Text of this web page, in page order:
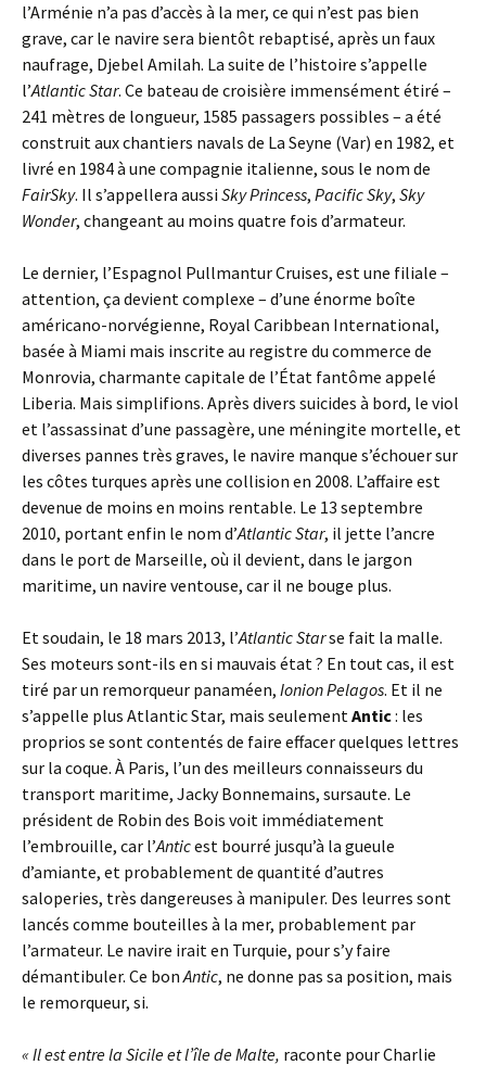
l’Arménie n’a pas d’accès à la mer, ce qui n’est pas bien
grave, car le navire sera bientôt rebaptisé, après un faux
naufrage, Djebel Amilah. La suite de l’histoire s’appelle
l’Atlantic Star. Ce bateau de croisière immensément étiré –
241 mètres de longueur, 1585 passagers possibles – a été
construit aux chantiers navals de La Seyne (Var) en 1982, et
livré en 1984 à une compagnie italienne, sous le nom de
FairSky. Il s’appellera aussi Sky Princess, Pacific Sky, Sky
Wonder, changeant au moins quatre fois d’armateur.
Le dernier, l’Espagnol Pullmantur Cruises, est une filiale –
attention, ça devient complexe – d’une énorme boîte
américano-norvégienne, Royal Caribbean International,
basée à Miami mais inscrite au registre du commerce de
Monrovia, charmante capitale de l’État fantôme appelé
Liberia. Mais simplifions. Après divers suicides à bord, le viol
et l’assassinat d’une passagère, une méningite mortelle, et
diverses pannes très graves, le navire manque s’échouer sur
les côtes turques après une collision en 2008. L’affaire est
devenue de moins en moins rentable. Le 13 septembre
2010, portant enfin le nom d’Atlantic Star, il jette l’ancre
dans le port de Marseille, où il devient, dans le jargon
maritime, un navire ventouse, car il ne bouge plus.
Et soudain, le 18 mars 2013, l’Atlantic Starse fait la malle.
Ses moteurs sont-ils en si mauvais état ? En tout cas, il est
tiré par un remorqueur panaméen, Ionion Pelagos. Et il ne
s’appelle plus Atlantic Star, mais seulementAntic: les
proprios se sont contentés de faire effacer quelques lettres
sur la coque. À Paris, l’un des meilleurs connaisseurs du
transport maritime, Jacky Bonnemains, sursaute. Le
président de Robin des Bois voit immédiatement
l’embrouille, car l’Anticest bourré jusqu’à la gueule
d’amiante, et probablement de quantité d’autres
saloperies, très dangereuses à manipuler. Des leurres sont
lancés comme bouteilles à la mer, probablement par
l’armateur. Le navire irait en Turquie, pour s’y faire
démantibuler. Ce bonAntic, ne donne pas sa position, mais
le remorqueur, si.
« Il est entre la Sicile et l’île de Malte, raconte pour Charlie